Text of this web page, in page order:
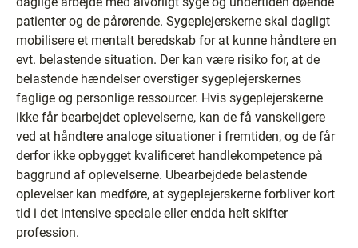
patienter og de pårørende. Sygeplejerskerne skal dagligt
mobilisere et mentalt beredskab for at kunne håndtere en
evt. belastende situation. Der kan være risiko for, at de
belastende hændelser overstiger sygeplejerskernes
faglige og personlige ressourcer. Hvis sygeplejerskerne
ikke får bearbejdet oplevelserne, kan de få vanskeligere
ved at håndtere analoge situationer i fremtiden, og de får
derfor ikke opbygget kvalificeret handlekompetence på
baggrund af oplevelserne. Ubearbejdede belastende
oplevelser kan medføre, at sygeplejerskerne forbliver kort
tid i det intensive speciale eller endda helt skifter
profession.